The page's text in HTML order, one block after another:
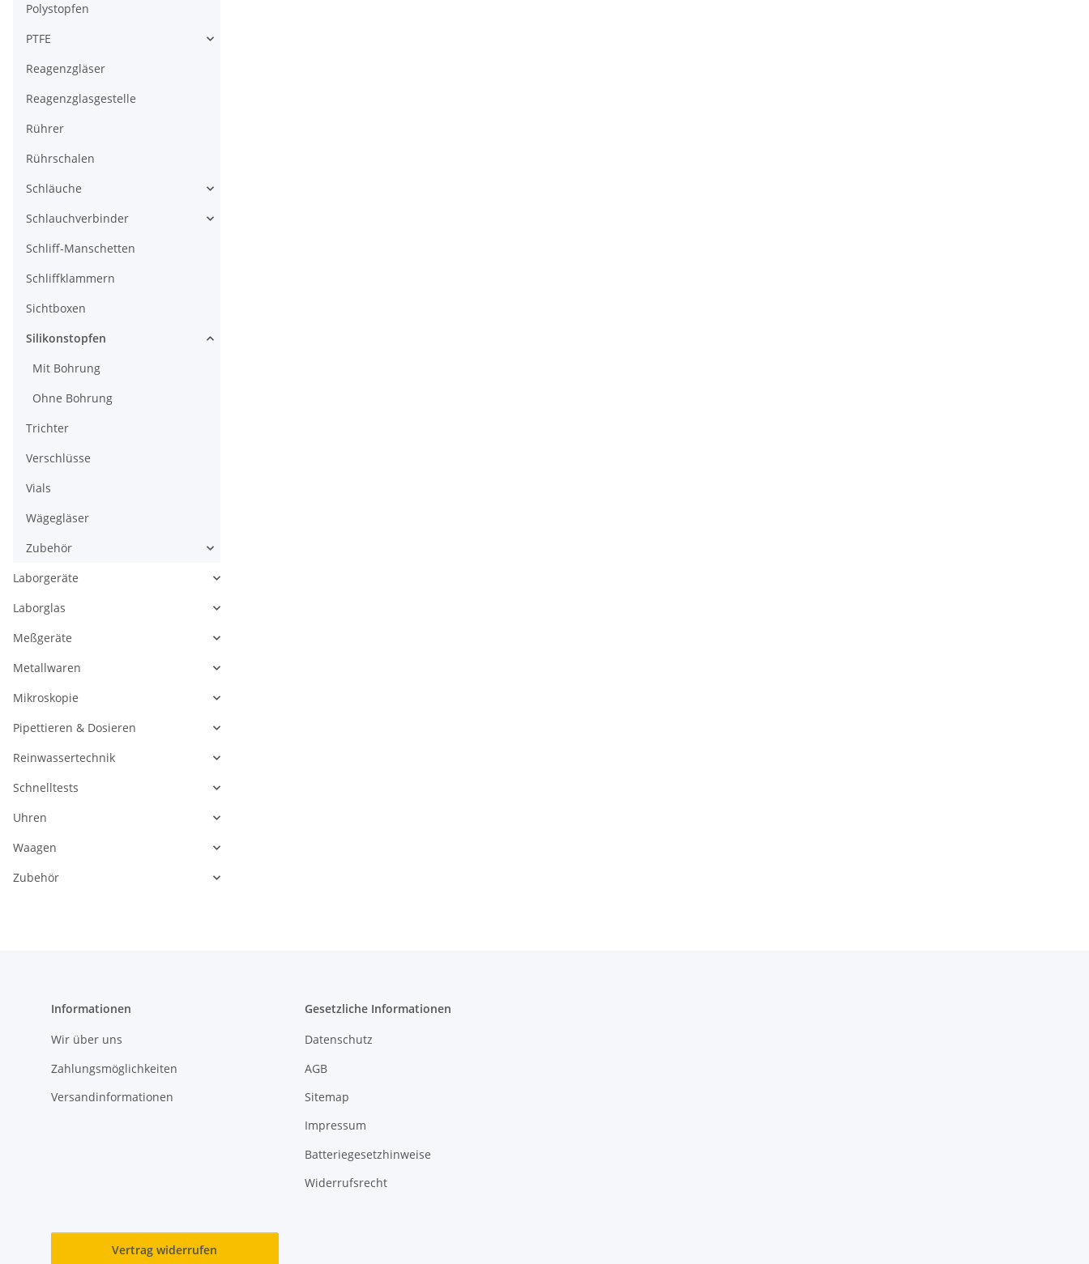
Polystopfen
PTFE
Reagenzgläser
Reagenzglasgestelle
Rührer
Rührschalen
Schläuche
Schlauchverbinder
Schliff-Manschetten
Schliffklammern
Sichtboxen
Silikonstopfen
Mit Bohrung
Ohne Bohrung
Trichter
Verschlüsse
Vials
Wägegläser
Zubehör
Laborgeräte
Laborglas
Meßgeräte
Metallwaren
Mikroskopie
Pipettieren & Dosieren
Reinwassertechnik
Schnelltests
Uhren
Waagen
Zubehör
Informationen
Wir über uns
Zahlungsmöglichkeiten
Versandinformationen
Gesetzliche Informationen
Datenschutz
AGB
Sitemap
Impressum
Batteriegesetzhinweise
Widerrufsrecht
Vertrag widerrufen